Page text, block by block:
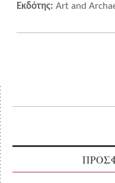
Εκδότης: Art and